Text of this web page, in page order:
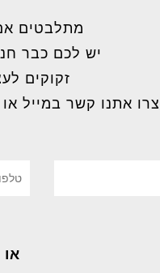
מתלבטים
יש לכם כבר
זקוקים
צרו אתנו קשר במייל
או